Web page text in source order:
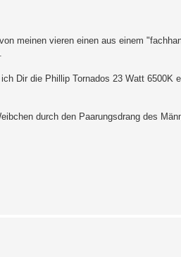
meinen vieren einen aus einem
Dir die Phillip Tornados 23 Watt 6500K
durch den Paarungsdrang des